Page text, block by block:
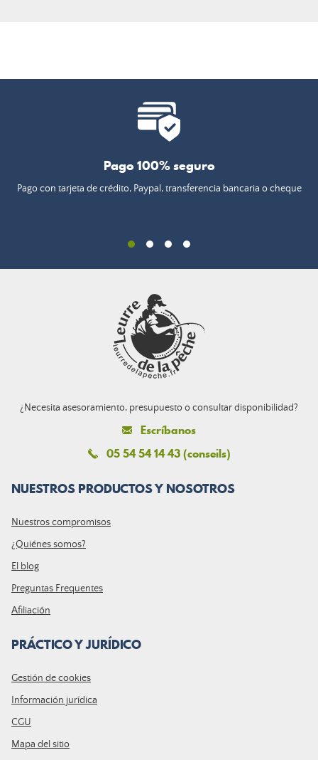
Pago 100% seguro
Pago con tarjeta de crédito, Paypal, transferencia bancaria o cheque
¿Necesita asesoramiento, presupuesto o consultar disponibilidad?
Escríbanos
05 54 54 14 43 (conseils)
NUESTROS PRODUCTOS Y NOSOTROS
Nuestros compromisos
¿Quiénes somos?
El blog
Preguntas Frequentes
Afiliación
PRÁCTICO Y JURÍDICO
Gestión de cookies
Información jurídica
CGU
Mapa del sitio